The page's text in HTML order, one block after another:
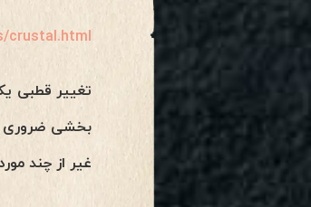
crustal.html
تغییر قطبی
بخشی ضروری
غیر از چند